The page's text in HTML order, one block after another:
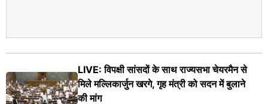
LIVE: विपक्षी सांसदों के साथ राज्यसभा चेयरमैन से
मिले मल्लिकार्जुन खरगे, गृह मंत्री को सदन में बुलाने
की मांग